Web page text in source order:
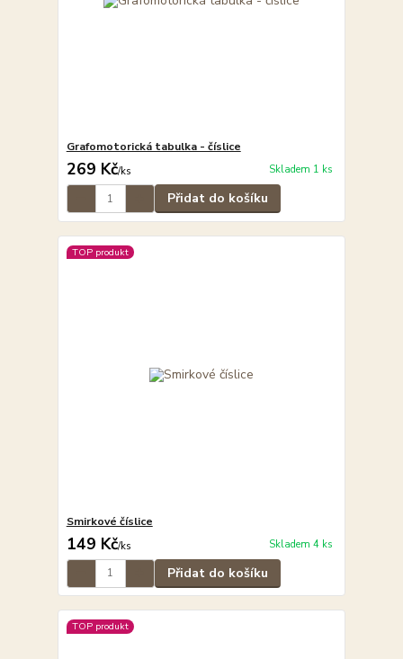
Grafomotorická tabulka - číslice
269 Kč/ks Skladem 1 ks
Přidat do košíku
TOP produkt
Smirkové číslice
149 Kč/ks Skladem 4 ks
Přidat do košíku
TOP produkt